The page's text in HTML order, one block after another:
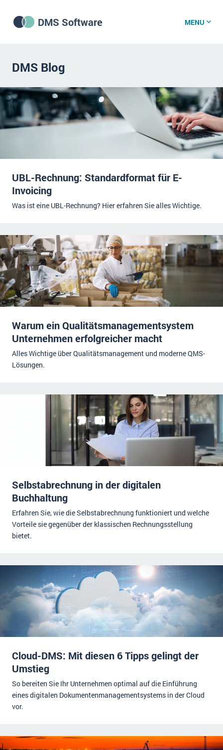
DMS Software
DMS Software
DMS Wissenszentrum
DMS News
Offene Stellen bei CRM-Lieferanten
Über uns
Impressum
Kontakt
MENU
DMS Blog
UBL-Rechnung: Standardformat für E-
Invoicing
Was ist eine UBL-Rechnung? Hier erfahren Sie alles Wichtige.
Warum ein Qualitätsmanagementsystem
Unternehmen erfolgreicher macht
Alles Wichtige über Qualitätsmanagement und moderne QMS-
Lösungen.
Selbstabrechnung in der digitalen
Buchhaltung
Erfahren Sie, wie die Selbstabrechnung funktioniert und welche
Vorteile sie gegenüber der klassischen Rechnungsstellung
bietet.
Cloud-DMS: Mit diesen 6 Tipps gelingt der
Umstieg
So bereiten Sie Ihr Unternehmen optimal auf die Einführung
eines digitalen Dokumentenmanagementsystems in der Cloud
vor.